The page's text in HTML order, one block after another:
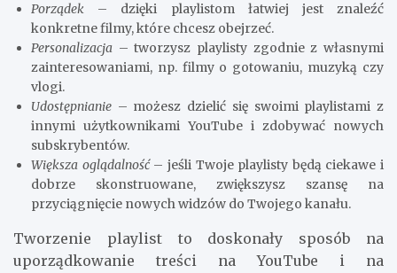
Porządek – dzięki playlistom łatwiej jest znaleźć
konkretne filmy, które chcesz obejrzeć.
Personalizacja – tworzysz playlisty zgodnie z własnymi
zainteresowaniami, np. filmy o gotowaniu, muzyką czy
vlogi.
Udostępnianie – możesz dzielić się swoimi playlistami z
innymi użytkownikami YouTube i zdobywać nowych
subskrybentów.
Większa oglądalność– jeśli Twoje playlisty będą ciekawe i
dobrze skonstruowane, zwiększysz szansę na
przyciągnięcie nowych widzów do Twojego kanału.
Tworzenie playlist to doskonały sposób na
uporządkowanie treści na YouTube i na